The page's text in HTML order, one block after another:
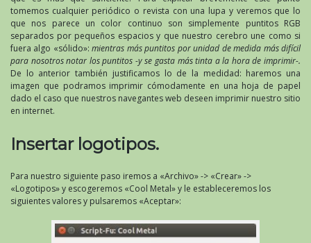
tomemos cualquier periódico o revista con una lupa y veremos que lo
que nos parece un color continuo son simplemente puntitos RGB
separados por pequeños espacios y que nuestro cerebro une como si
fuera algo «sólido»:mientras más puntitos por unidad de medida más difícil
para nosotros notar los puntitos -y se gasta más tinta a la hora de imprimir-.
De lo anterior también justificamos lo de la medidad: haremos una
imagen que podramos imprimir cómodamente en una hoja de papel
dado el caso que nuestros navegantes web deseen imprimir nuestro sitio
en internet.
Insertar logotipos.
Para nuestro siguiente paso iremos a «Archivo» -> «Crear» ->
«Logotipos» y escogeremos «Cool Metal» y le estableceremos los
siguientes valores y pulsaremos «Aceptar»: